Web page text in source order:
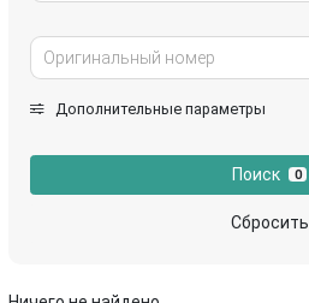
Дополнительные параметры
Поиск 0
Сбросить